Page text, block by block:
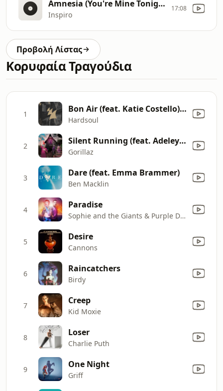
Amnesia (You're Mine Tonight) [Inspiro Neverending Radio Edit]
Inspiro
17:08
Προβολή Λίστας
Κορυφαία Τραγούδια
1 Bon Air (feat. Katie Costello) [Chill Mix]
Hardsoul
2 Silent Running (feat. Adeleye Omotayo)
Gorillaz
3 Dare (feat. Emma Brammer)
Ben Macklin
4 Paradise
Sophie and the Giants & Purple Disco Machine
5 Desire
Cannons
6 Raincatchers
Birdy
7 Creep
Kid Moxie
8 Loser
Charlie Puth
9 One Night
Griff